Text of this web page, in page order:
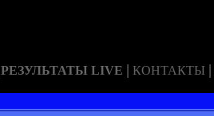
РЕЗУЛЬТАТЫ LIVE | КОНТАКТЫ |